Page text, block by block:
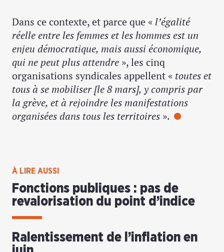
Dans ce contexte, et parce que « l’égalité
réelle entre les femmes et les hommes est un
enjeu démocratique, mais aussi économique,
qui ne peut plus attendre », les cinq
organisations syndicales appellent « toutes et
tous à se mobiliser [le 8 mars], y compris par
la grève, et à rejoindre les manifestations
organisées dans tous les territoires ».
À LIRE AUSSI
Fonctions publiques : pas de
revalorisation du point d’indice
Ralentissement de l’inflation en